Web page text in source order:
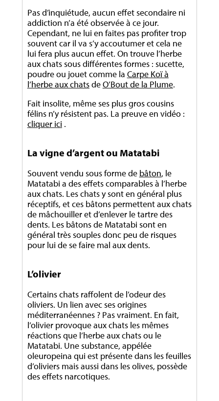
Pas d’inquiétude, aucun effet secondaire ni
addiction n’a été observée à ce jour.
Cependant, ne lui en faites pas profiter trop
souvent car il va s’y accoutumer et cela ne
lui fera plus aucun effet. On trouve l’herbe
aux chats sous différentes formes : sucette,
poudre ou jouet comme la Carpe Koï à
l’herbe aux chatsdeO’Bout de la Plume.
Fait insolite, même ses plus gros cousins
félins n’y résistent pas. La preuve en vidéo :
cliquer ici .
La vigne d’argent ou Matatabi
Souvent vendu sous forme de bâton, le
Matatabi a des effets comparables à l’herbe
aux chats. Les chats y sont en général plus
réceptifs, et ces bâtons permettent aux chats
de mâchouiller et d’enlever le tartre des
dents. Les bâtons de Matatabi sont en
général très souples donc peu de risques
pour lui de se faire mal aux dents.
L’olivier
Certains chats raffolent de l’odeur des
oliviers. Un lien avec ses origines
méditerranéennes ? Pas vraiment. En fait,
l’olivier provoque aux chats les mêmes
réactions que l’herbe aux chats ou le
Matatabi. Une substance, appélée
oleuropeina qui est présente dans les feuilles
d’oliviers mais aussi dans les olives, possède
des effets narcotiques.